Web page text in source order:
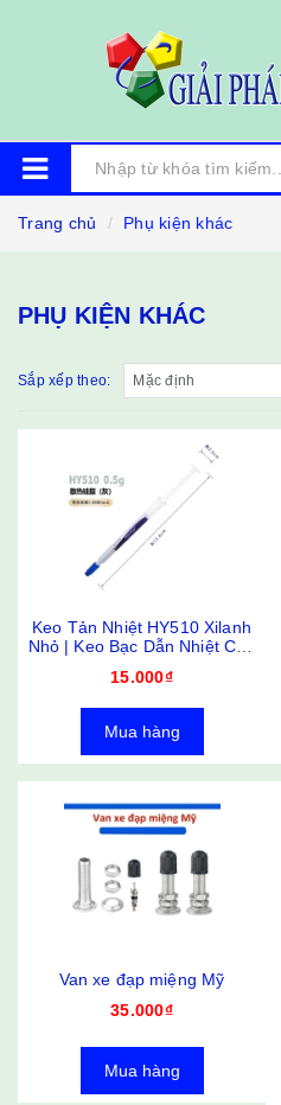
Trang chủ Phụ kiện khác
PHỤ KIỆN KHÁC
Sắp xếp theo:
Keo Tản Nhiệt HY510 Xilanh
Nhỏ | Keo Bạc Dẫn Nhiệt Cho
15.000₫
Mua hàng
Van xe đạp miệng Mỹ
35.000₫
Mua hàng